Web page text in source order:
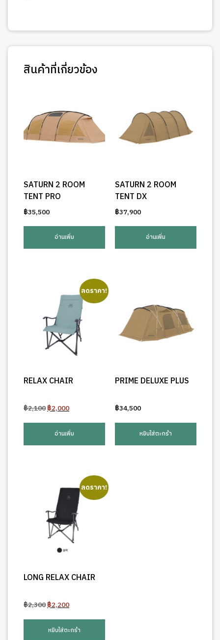
สินค้าที่เกี่ยวข้อง
SATURN 2 ROOM
TENT PRO
฿35,500
อ่านเพิ่ม
SATURN 2 ROOM
TENT DX
฿37,900
อ่านเพิ่ม
ลดราคา!
RELAX CHAIR
฿2,100Original
was:
฿2,100.
฿2,000Current
is:
฿2,000.
อ่านเพิ่ม
PRIME DELUXE PLUS
฿34,500
หยิบใส่ตะกร้า
ลดราคา!
LONG RELAX CHAIR
฿2,300Original
was:
฿2,300.
฿2,200Current
฿2,200.
หยิบใส่ตะกร้า